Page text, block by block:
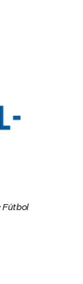
Fútbol